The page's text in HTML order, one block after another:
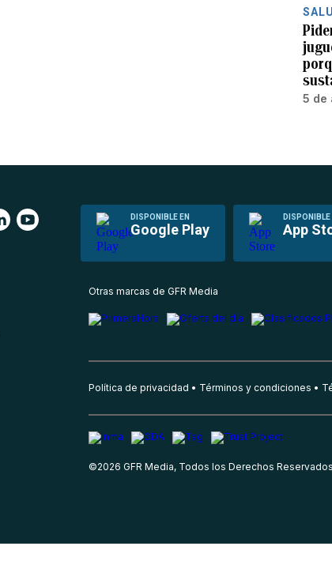
5 de
DISPONIBLE EN
Google Play
DISPONIBLE
App
Otras marcas de GFR Media
Política de privacidad Términos y condiciones
©2026 GFR Media, Todos los Derechos